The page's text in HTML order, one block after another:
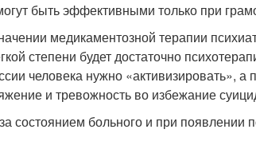
быть эффективными только при
медикаментозной терапии
степени будет достаточно
человека нужно «активизировать»,
и тревожность во избежание
состоянием больного и при